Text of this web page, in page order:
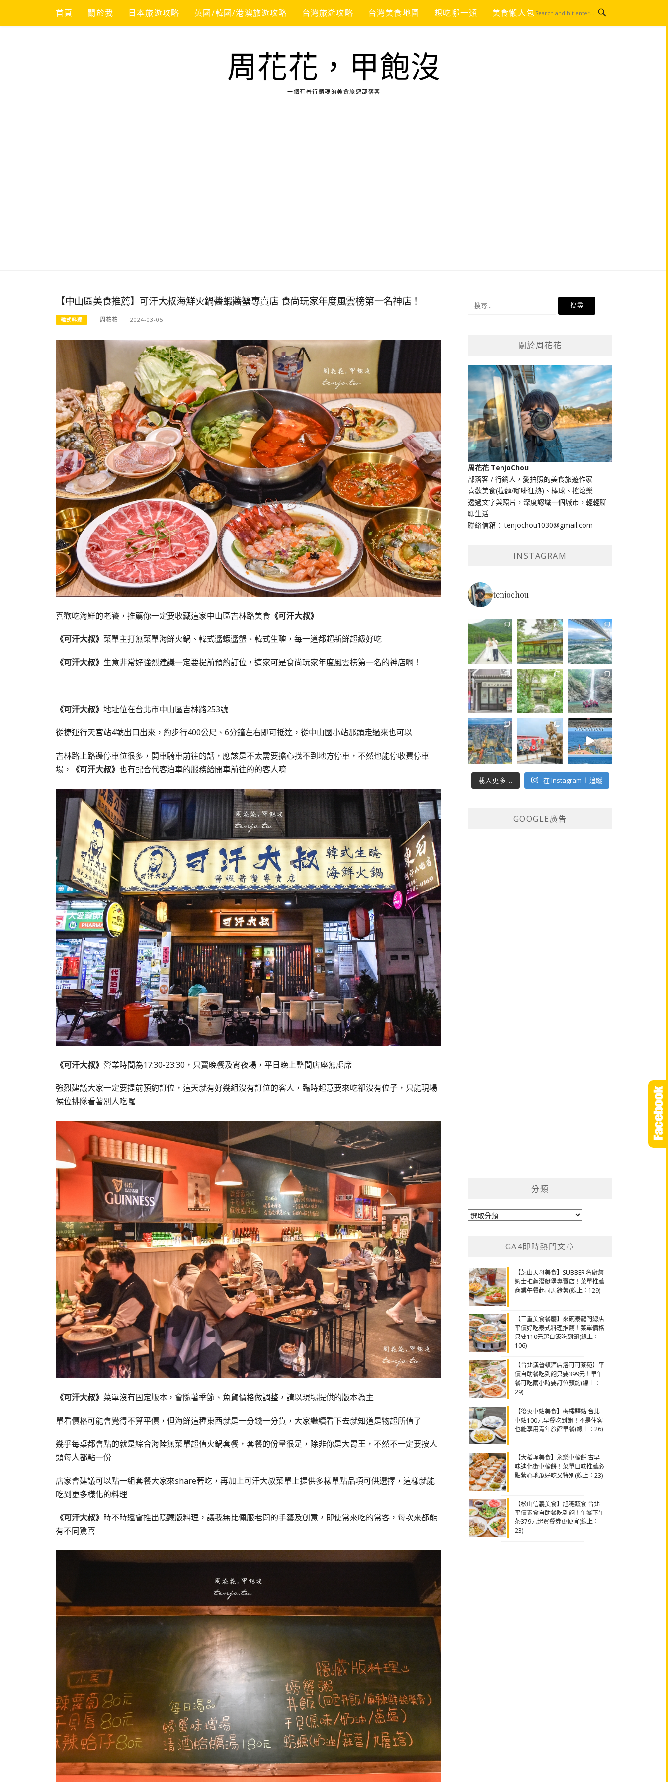
content
首頁 關於我 日本旅遊攻略 英國/韓國/港澳旅遊攻略 台灣旅遊攻略 台灣美食地圖 想吃哪一類 美食懶人包
周花花，甲飽沒
一個有著行銷魂的美食旅遊部落客
【中山區美食推薦】可汗大叔海鮮火鍋醬蝦醬蟹專賣店 食尚玩家年度風雲榜第一名神店！
韓式料理 周花花 2024-03-05
喜歡吃海鮮的老饕，推薦你一定要收藏這家中山區吉林路美食 《可汗大叔》
《可汗大叔》 菜單主打無菜單海鮮火鍋、韓式醬蝦醬蟹、韓式生醃，每一道都超新鮮超級好吃
《可汗大叔》 生意非常好強烈建議一定要提前預約訂位，這家可是食尚玩家年度風雲榜第一名的神店啊！
《可汗大叔》 地址位在台北市中山區吉林路253號
從捷運行天宮站4號出口出來，約步行400公尺、6分鐘左右即可抵達，從中山國小站那頭走過來也可以
吉林路上路邊停車位很多，開車騎車前往的話，應該是不太需要擔心找不到地方停車，不然也能停收費停車
場，
《可汗大叔》 也有配合代客泊車的服務給開車前往的的客人唷
《可汗大叔》 營業時間為17:30-23:30，只賣晚餐及宵夜場，平日晚上整間店座無虛席
強烈建議大家一定要提前預約訂位，這天就有好幾組沒有訂位的客人，臨時起意要來吃卻沒有位子，只能現場
候位排隊看著別人吃囉
《可汗大叔》 菜單沒有固定版本，會隨著季節、魚貨價格做調整，請以現場提供的版本為主
單看價格可能會覺得不算平價，但海鮮這種東西就是一分錢一分貨，大家繼續看下去就知道是物超所值了
幾乎每桌都會點的就是綜合海陸無菜單超值火鍋套餐，套餐的份量很足，除非你是大胃王，不然不一定要按人
頭每人都點一份
店家會建議可以點一組套餐大家來share著吃，再加上可汗大叔菜單上提供多樣單點品項可供選擇，這樣就能
吃到更多樣化的料理
《可汗大叔》 時不時還會推出隱藏版料理，讓我無比佩服老闆的手藝及創意，即使常來吃的常客，每次來都能
有不同驚喜
關於周花花
周花花 TenjoChou
部落客 / 行銷人，愛拍照的美食旅遊作家
喜歡美食(拉麵/咖啡狂熱)、棒球、搖滾樂
透過文字與照片，深度認識一個城市，輕輕聊
聊生活
聯絡信箱： tenjochou1030@gmail.com
INSTAGRAM
tenjochou
載入更多... 在 Instagram 上追蹤
GOOGLE廣告
分類
分
GA4即時熱門文章
【芝山天母美食】SUBBER 名廚詹
姆士推薦潛艇堡專賣店！菜單推薦
商業午餐起司馬鈴薯(線上：129)
【三重美食餐廳】來碗泰龍門總店
平價好吃泰式料理推薦！菜單價格
只要110元起白飯吃到飽(線上：
106)
【台北漢普頓酒店洛可可茶苑】平
價自助餐吃到飽只要399元！早午
餐可吃兩小時要訂位預約(線上：
29)
【後火車站美食】梅樓驛站 台北
車站100元早餐吃到飽！不是住客
也能享用青年旅館早餐(線上：26)
【大稻埕美食】永樂車輪餅 古早
味迪化街車輪餅！菜單口味推薦必
點紫心地瓜好吃又特別(線上：23)
【松山信義美食】旭穗蔬食 台北
平價素食自助餐吃到飽！午餐下午
茶379元起買餐券更便宜(線上：
23)